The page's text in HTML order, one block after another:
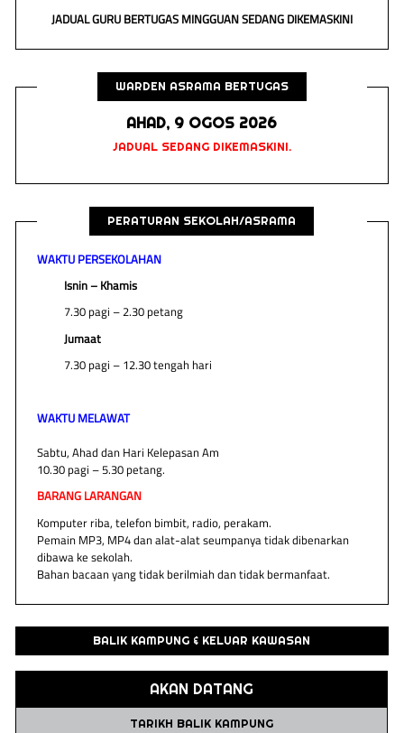
JADUAL GURU BERTUGAS MINGGUAN SEDANG DIKEMASKINI
WARDEN ASRAMA BERTUGAS
AHAD, 9 OGOS 2026
JADUAL SEDANG DIKEMASKINI.
PERATURAN SEKOLAH/ASRAMA
WAKTU PERSEKOLAHAN
Isnin – Khamis
7.30 pagi – 2.30 petang
Jumaat
7.30 pagi – 12.30 tengah hari
WAKTU MELAWAT
Sabtu, Ahad dan Hari Kelepasan Am
10.30 pagi – 5.30 petang.
BARANG LARANGAN
Komputer riba, telefon bimbit, radio, perakam.
Pemain MP3, MP4 dan alat-alat seumpanya tidak dibenarkan
dibawa ke sekolah.
Bahan bacaan yang tidak berilmiah dan tidak bermanfaat.
BALIK KAMPUNG & KELUAR KAWASAN
AKAN DATANG
TARIKH BALIK KAMPUNG